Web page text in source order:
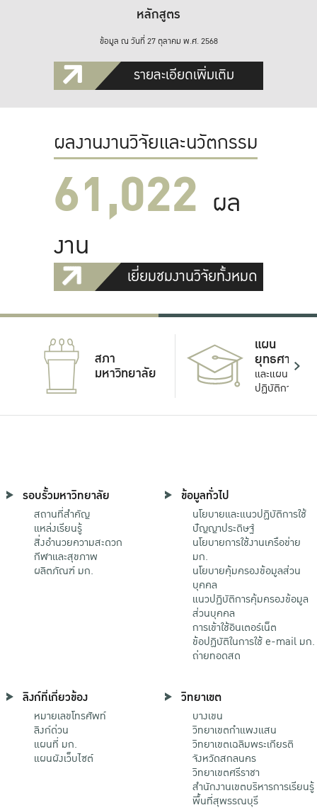
หลักสูตร
ข้อมูล ณ วันที่ 27 ตุลาคม พ.ศ. 2568
รายละเอียดเพิ่มเติม
ผลงานงานวิจัยและนวัตกรรม
61,022 ผล
งาน
เยี่ยมชมงานวิจัยทั้งหมด
สภา
มหาวิทยาลัย
แผน
ยุทธศาสตร์
และแผน
ปฏิบัติการ
รอบรั้วมหาวิทยาลัย
สถานที่สำคัญ
แหล่งเรียนรู้
สิ่งอำนวยความสะดวก
กีฬาและสุขภาพ
ผลิตภัณฑ์ มก.
ข้อมูลทั่วไป
นโยบายและแนวปฏิบัติการใช้
ปัญญาประดิษฐ์
นโยบายการใช้งานเครือข่าย
มก.
นโยบายคุ้มครองข้อมูลส่วน
บุคคล
แนวปฏิบัติการคุ้มครองข้อมูล
ส่วนบุคคล
การเข้าใช้อินเตอร์เน็ต
ข้อปฏิบัติในการใช้ e-mail มก.
ถ่ายทอดสด
ลิงก์ที่เกี่ยวข้อง
หมายเลขโทรศัพท์
ลิงก์ด่วน
แผนที่ มก.
แผนผังเว็บไซต์
วิทยาเขต
บางเขน
วิทยาเขตกําแพงแสน
วิทยาเขตเฉลิมพระเกียรติ
จังหวัดสกลนคร
วิทยาเขตศรีราชา
สำนักงานเขตบริหารการเรียนรู้
พื้นที่สุพรรณบุรี